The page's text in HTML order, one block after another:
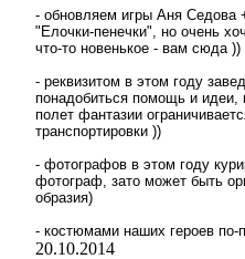
- обновляем игры Аня
"Елочки-пенечки", но очень
что-то новенькое - вам сюда ))
- реквизитом в этом году
понадобиться помощь и идеи,
полет фантазии
транспортировки ))
- фотографов в этом году
фотограф, зато может быть
образия)
- костюмами наших героев
20.10.2014